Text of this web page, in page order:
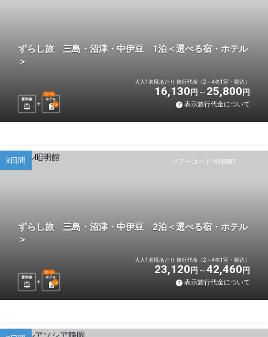
ずらし旅 三島・沼津・中伊豆 1泊＜選べる宿・ホテル
＞
新幹線 ホテル
選べる
1 泊
大人1名様あたり 旅行代金（2～4名1室・税込）
16,130 円 25,800 円
表示旅行代金について
ツアーコード N96887
3日間
ずらし旅 三島・沼津・中伊豆 2泊＜選べる宿・ホテル
＞
新幹線 ホテル
選べる
2泊
大人1名様あたり 旅行代金（2～4名1室・税込）
23,120 円 42,460 円
表示旅行代金について